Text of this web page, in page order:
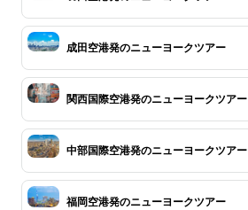
成田空港発のニューヨークツアー
関西国際空港発のニューヨークツアー
中部国際空港発のニューヨークツアー
福岡空港発のニューヨークツアー